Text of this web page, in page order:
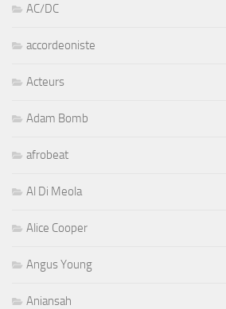
AC/DC
accordeoniste
Acteurs
Adam Bomb
afrobeat
Al Di Meola
Alice Cooper
Angus Young
Aniansah